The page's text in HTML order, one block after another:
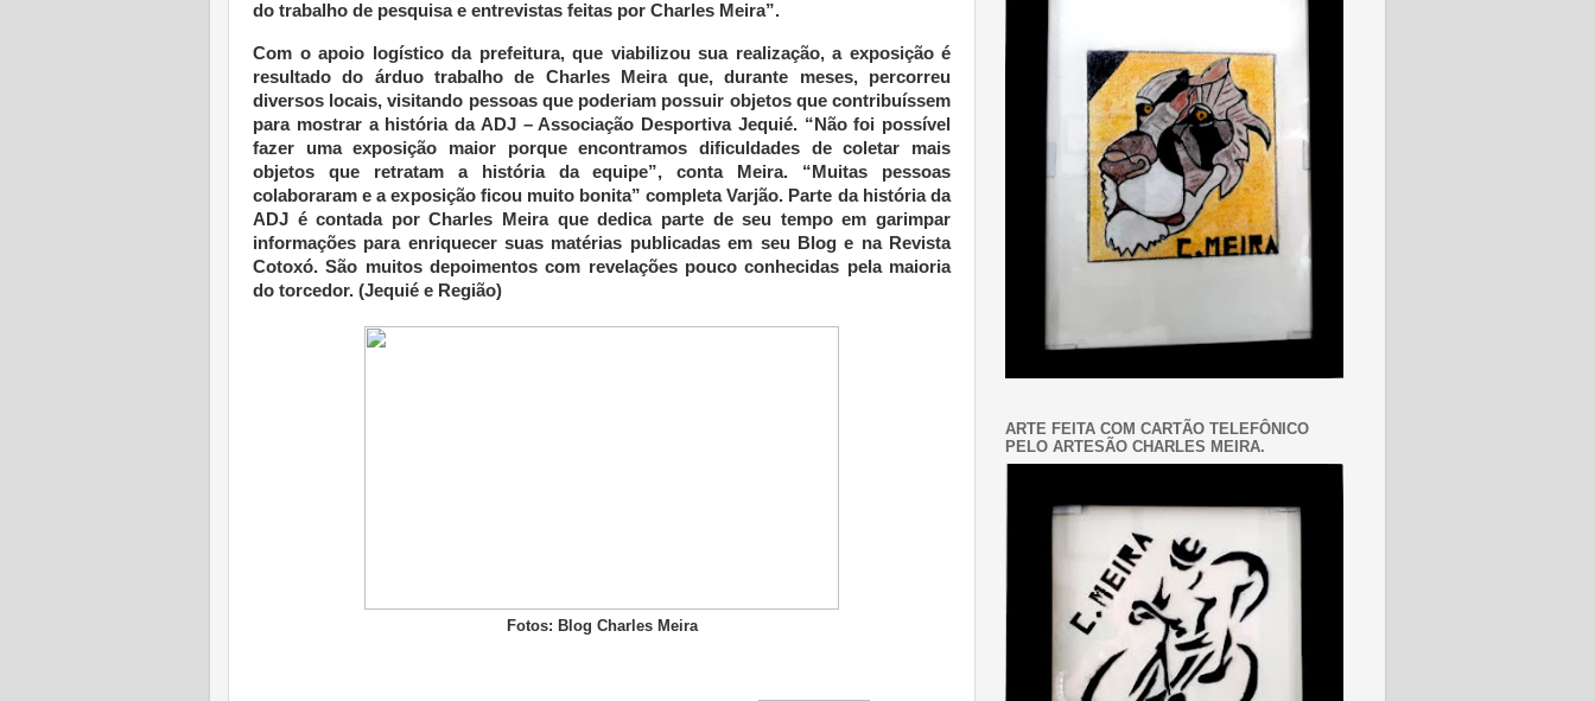
do trabalho de pesquisa e entrevistas feitas por Charles Meira”.
Com o apoio logístico da prefeitura, que viabilizou sua realização, a exposição é
resultado do árduo trabalho de Charles Meira que, durante meses, percorreu
diversos locais, visitando pessoas que poderiam possuir objetos que contribuíssem
para mostrar a história da ADJ – Associação Desportiva Jequié. “Não foi possível
fazer uma exposição maior porque encontramos dificuldades de coletar mais
objetos que retratam a história da equipe”, conta Meira. “Muitas pessoas
colaboraram e a exposição ficou muito bonita” completa Varjão. Parte da história da
ADJ é contada por Charles Meira que dedica parte de seu tempo em garimpar
informações para enriquecer suas matérias publicadas em seu Blog e na Revista
Cotoxó. São muitos depoimentos com revelações pouco conhecidas pela maioria
do torcedor. (Jequié e Região)
Fotos: Blog Charles Meira
ARTE FEITA COM CARTÃO TELEFÔNICO
PELO ARTESÃO CHARLES MEIRA.